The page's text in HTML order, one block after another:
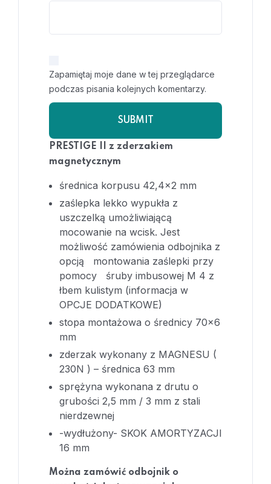
Zapamiętaj moje dane w tej przeglądarce
podczas pisania kolejnych komentarzy.
PRESTIGE II z zderzakiem
magnetycznym
średnica korpusu 42,4×2 mm
zaślepka lekko wypukła z
uszczelką umożliwiającą
mocowanie na wcisk. Jest
możliwość zamówienia odbojnika z
opcją montowania zaślepki przy
pomocy śruby imbusowej M 4 z
łbem kulistym (informacja w
OPCJE DODATKOWE)
stopa montażowa o średnicy 70×6
mm
zderzak wykonany z MAGNESU (
230N ) – średnica 63 mm
sprężyna wykonana z drutu o
grubości 2,5 mm / 3 mm z stali
nierdzewnej
-wydłużony- SKOK AMORTYZACJI
16 mm
Można zamówić odbojnik o